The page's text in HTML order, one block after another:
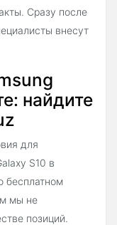
Сразу после
внесут
найдите
для
S10 в
бесплатном
мы не
позиций.